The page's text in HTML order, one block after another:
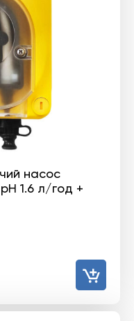
насос
1.6 л/год +